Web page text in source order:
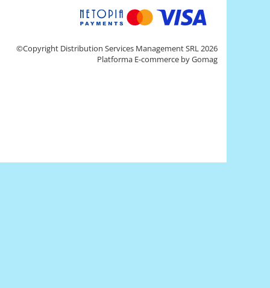
©Copyright Distribution Services Management SRL 2026
Platforma E-commerce by Gomag